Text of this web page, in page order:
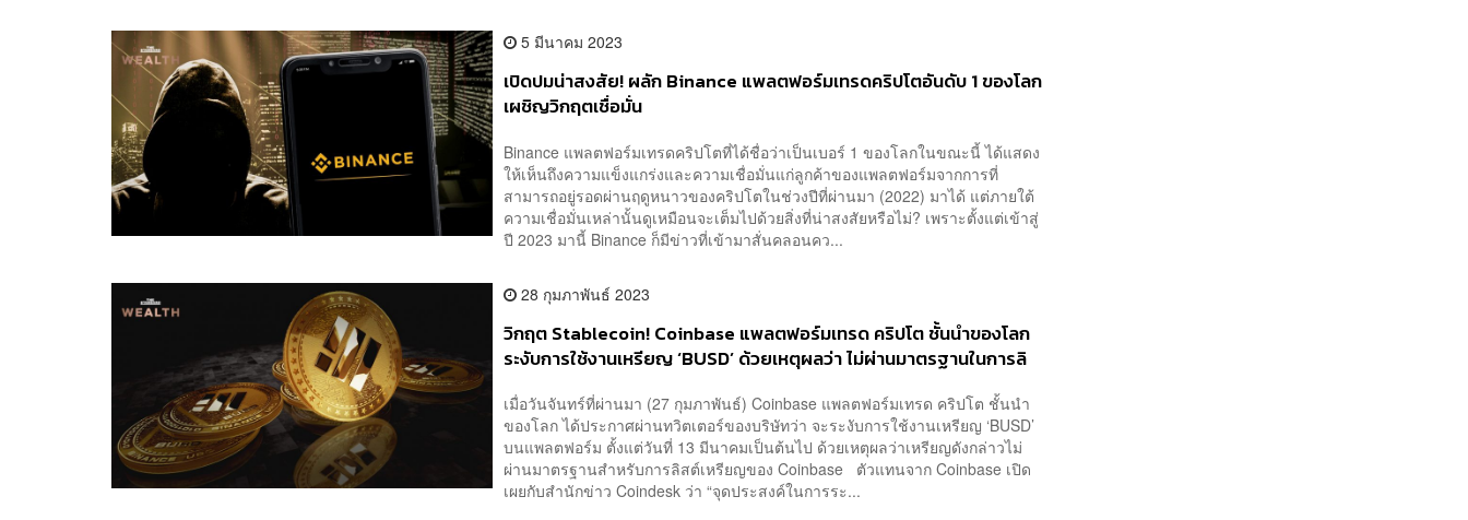
5 มีนาคม 2023
เปิดปมน่าสงสัย! ผลัก Binance แพลตฟอร์มเทรดคริปโตอันดับ 1 ของโลก
เผชิญวิกฤตเชื่อมั่น
Binance แพลตฟอร์มเทรดคริปโตที่ได้ชื่อว่าเป็นเบอร์ 1 ของโลกในขณะนี้ ได้แสดง
ให้เห็นถึงความแข็งแกร่งและความเชื่อมั่นแก่ลูกค้าของแพลตฟอร์มจากการที่
สามารถอยู่รอดผ่านฤดูหนาวของคริปโตในช่วงปีที่ผ่านมา (2022) มาได้ แต่ภายใต้
ความเชื่อมั่นเหล่านั้นดูเหมือนจะเต็มไปด้วยสิ่งที่น่าสงสัยหรือไม่? เพราะตั้งแต่เข้าสู่
ปี 2023 มานี้ Binance ก็มีข่าวที่เข้ามาสั่นคลอนคว...
28 กุมภาพันธ์ 2023
วิกฤต Stablecoin! Coinbase แพลตฟอร์มเทรด คริปโต ชั้นนำของโลก
ระงับการใช้งานเหรียญ ‘BUSD’ ด้วยเหตุผลว่า ไม่ผ่านมาตรฐานในการลิ
เมื่อวันจันทร์ที่ผ่านมา (27 กุมภาพันธ์) Coinbase แพลตฟอร์มเทรด คริปโต ชั้นนำ
ของโลก ได้ประกาศผ่านทวิตเตอร์ของบริษัทว่า จะระงับการใช้งานเหรียญ ‘BUSD’
บนแพลตฟอร์ม ตั้งแต่วันที่ 13 มีนาคมเป็นต้นไป ด้วยเหตุผลว่าเหรียญดังกล่าวไม่
ผ่านมาตรฐานสำหรับการลิสต์เหรียญของ Coinbase ตัวแทนจาก Coinbase เปิด
เผยกับสำนักข่าว Coindesk ว่า “จุดประสงค์ในการระ...